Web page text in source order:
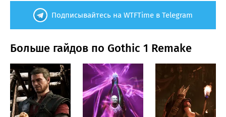
Подписывайтесь на WTFTime в Telegram
Больше гайдов по Gothic 1 Remake